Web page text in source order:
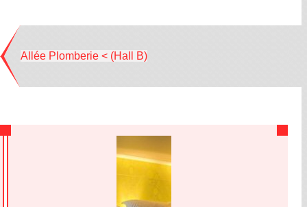
Allée Plomberie < (Hall B)